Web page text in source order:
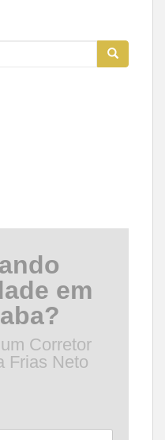
em
Corretor
Frias Neto